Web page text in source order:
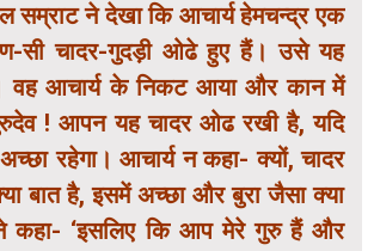
सम्राट ने देखा कि आचार्य हेमचन्द्र एक
सी चादर-गुदड़ी ओढे हुए हैं। उसे यह
वह आचार्य के निकट आया और कान में
! आपन यह चादर ओढ रखी है, यदि
रहेगा। आचार्य न कहा- क्यों, चादर
बात है, इसमें अच्छा और बुरा जैसा क्या
कहा- ‘इसलिए कि आप मेरे गुरु हैं और